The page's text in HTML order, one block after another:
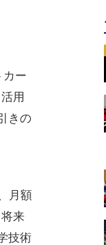
カー
用
きの
月額
来
技術